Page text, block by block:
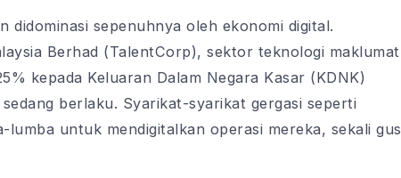
didominasi sepenuhnya oleh ekonomi digital.
Berhad (TalentCorp), sektor teknologi maklumat
kepada Keluaran Dalam Negara Kasar (KDNK)
berlaku. Syarikat-syarikat gergasi seperti
untuk mendigitalkan operasi mereka, sekali gus